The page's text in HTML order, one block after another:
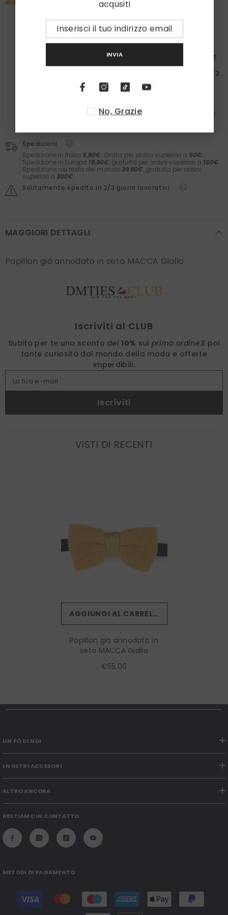
Approfitta subito della nostra promo esclusiva:
la tua spesa ti regala un setLaboratori Asteriti
calzini in caldo cotoneZazà!
Spendi almeno100€: Ricevi unaBox da 50€ + 1
200€: Ricevi una
Box da 150€ + 2
paiadi calzini
Box da 200€ + 3
di calzini
in caldo cotone efatti in Italia
. Il valore dei
Spedizioni
Spedizione in Italia 5,90€. Gratis per ordini superiori a 50€.
Spedizione in Europa 19.90€, gratuita per ordini superiori a 150€.
Spedizione nel resto del mondo 39.90€, gratuita per ordini
superiori a 300€
Solitamente spedito in 2/3 giorni lavorativi.
MAGGIORI DETTAGLI
Papillon già annodato in seta MACCA Giallo
Iscriviti al CLUB
Subito per te uno sconto del 10% sulprimo ordine.E poi
tante curiosità dal mondo della moda e offerte
imperdibili.
La tua e-mail
Iscriviti
VISTI DI RECENTI
AGGIUNGI AL CARRELLO
Papillon già annodato in
seta MACCA Giallo
€55,00
UN PÒ DI NOI
I NOSTRI ACCESORI
ALTRO ANCORA
RESTIAMO IN CONTATTO
METODI DI PAGAMENTO
Modalità
pagamento
acqusiti
INVIA
No, Grazie